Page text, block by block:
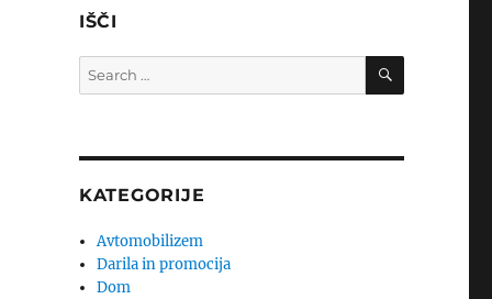
IŠČI
Search
for:
SEARCH
KATEGORIJE
Avtomobilizem
Darila in promocija
Dom